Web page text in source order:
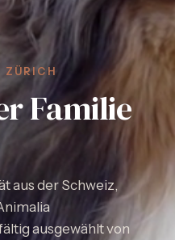
ZÜRICH
Familie
aus der Schweiz,
ausgewählt von